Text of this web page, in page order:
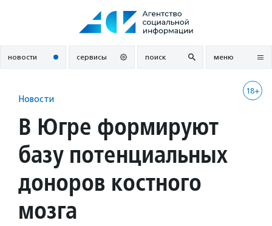
новости сервисы поиск меню
18+
Новости
В Югре формируют
базу потенциальных
доноров костного
мозга